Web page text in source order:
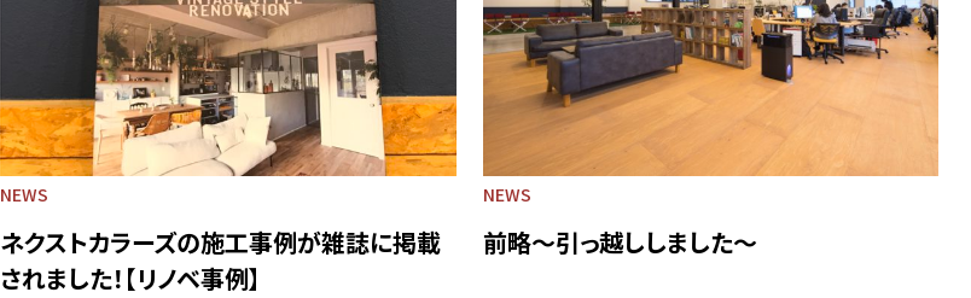
NEWS
ネクストカラーズの施工事例が雑誌に掲載
されました！【リノベ事例】
NEWS
前略～引っ越ししました～